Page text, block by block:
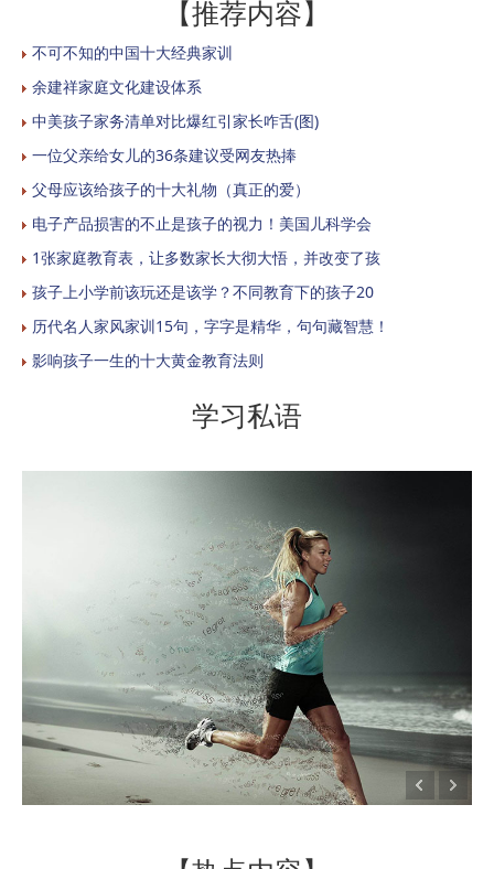
【推荐内容】
不可不知的中国十大经典家训
余建祥家庭文化建设体系
中美孩子家务清单对比爆红引家长咋舌(图)
一位父亲给女儿的36条建议受网友热捧
父母应该给孩子的十大礼物（真正的爱）
电子产品损害的不止是孩子的视力！美国儿科学会
1张家庭教育表，让多数家长大彻大悟，并改变了孩
孩子上小学前该玩还是该学？不同教育下的孩子20
历代名人家风家训15句，字字是精华，句句藏智慧！
影响孩子一生的十大黄金教育法则
学习私语